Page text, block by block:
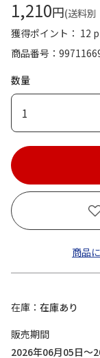
1,210円(送料別
獲得ポイント： 12
商品番号
数量
1
商品
在庫
在庫あり
販売期間
2026年06月05日～